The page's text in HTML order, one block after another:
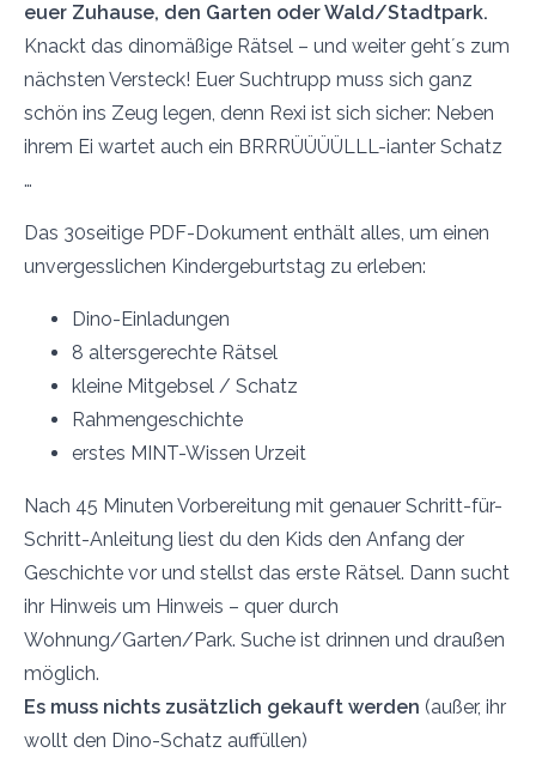
euer Zuhause, den Garten oder Wald/Stadtpark.
Knackt das dinomäßige Rätsel – und weiter geht´s zum
nächsten Versteck! Euer Suchtrupp muss sich ganz
schön ins Zeug legen, denn Rexi ist sich sicher: Neben
ihrem Ei wartet auch ein BRRRÜÜÜÜLLL-ianter Schatz
…
Das 30seitige PDF-Dokument enthält alles, um einen
unvergesslichen Kindergeburtstag zu erleben:
Dino-Einladungen
8 altersgerechte Rätsel
kleine Mitgebsel / Schatz
Rahmengeschichte
erstes MINT-Wissen Urzeit
Nach 45 Minuten Vorbereitung mit genauer Schritt-für-
Schritt-Anleitung liest du den Kids den Anfang der
Geschichte vor und stellst das erste Rätsel. Dann sucht
ihr Hinweis um Hinweis – quer durch
Wohnung/Garten/Park. Suche ist drinnen und draußen
möglich.
Es muss nichts zusätzlich gekauft werden (außer, ihr
wollt den Dino-Schatz auffüllen)